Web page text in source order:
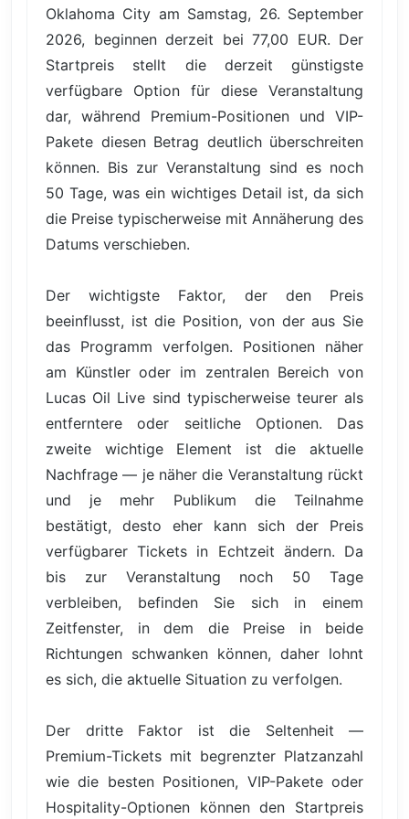
Oklahoma City am Samstag, 26. September
2026, beginnen derzeit bei 77,00 EUR. Der
Startpreis stellt die derzeit günstigste
verfügbare Option für diese Veranstaltung
dar, während Premium-Positionen und VIP-
Pakete diesen Betrag deutlich überschreiten
können. Bis zur Veranstaltung sind es noch
50 Tage, was ein wichtiges Detail ist, da sich
die Preise typischerweise mit Annäherung des
Datums verschieben.
Der wichtigste Faktor, der den Preis
beeinflusst, ist die Position, von der aus Sie
das Programm verfolgen. Positionen näher
am Künstler oder im zentralen Bereich von
Lucas Oil Live sind typischerweise teurer als
entferntere oder seitliche Optionen. Das
zweite wichtige Element ist die aktuelle
Nachfrage — je näher die Veranstaltung rückt
und je mehr Publikum die Teilnahme
bestätigt, desto eher kann sich der Preis
verfügbarer Tickets in Echtzeit ändern. Da
bis zur Veranstaltung noch 50 Tage
verbleiben, befinden Sie sich in einem
Zeitfenster, in dem die Preise in beide
Richtungen schwanken können, daher lohnt
es sich, die aktuelle Situation zu verfolgen.
Der dritte Faktor ist die Seltenheit —
Premium-Tickets mit begrenzter Platzanzahl
wie die besten Positionen, VIP-Pakete oder
Hospitality-Optionen können den Startpreis